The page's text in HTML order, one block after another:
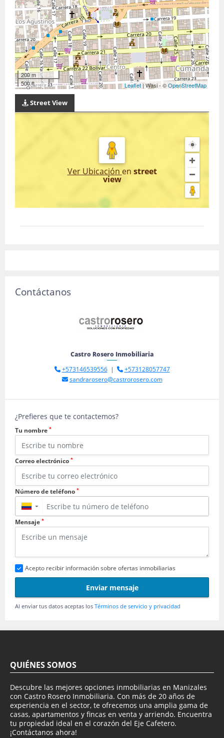
200 m
500 ft
Leaflet | Wasi - ©OpenStreetMap
Street View
Ver Ubicación en street
view
Contáctanos
Castro Rosero Inmobiliaria
+573146539556|
+573128057747
sandrarosero@castrorosero.com
¿Prefieres que te contactemos?
Tu nombre *
Correo electrónico *
Número de teléfono *
▼
Mensaje *
Acepto recibir información sobre ofertas inmobiliarias
Enviar mensaje
Al enviar tus datos aceptas los Términos de servicio y privacidad
QUIÉNES SOMOS
Descubre las mejores opciones inmobiliarias en Manizales
con Castro Rosero Inmobiliaria. Con más de 20 años de
experiencia en el sector, te ofrecemos una amplia gama de
casas, apartamentos y fincas en venta y arriendo. Encuentra
tu propiedad ideal en el corazón del Eje Cafetero.
¡Contáctanos ahora!